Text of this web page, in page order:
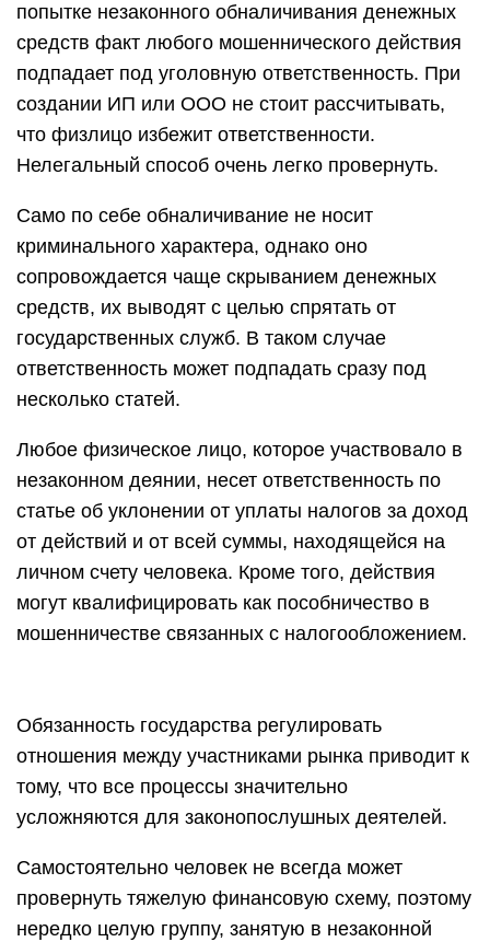
попытке незаконного обналичивания денежных
средств факт любого мошеннического действия
подпадает под уголовную ответственность. При
создании ИП или ООО не стоит рассчитывать,
что физлицо избежит ответственности.
Нелегальный способ очень легко провернуть.
Само по себе обналичивание не носит
криминального характера, однако оно
сопровождается чаще скрыванием денежных
средств, их выводят с целью спрятать от
государственных служб. В таком случае
ответственность может подпадать сразу под
несколько статей.
Любое физическое лицо, которое участвовало в
незаконном деянии, несет ответственность по
статье об уклонении от уплаты налогов за доход
от действий и от всей суммы, находящейся на
личном счету человека. Кроме того, действия
могут квалифицировать как пособничество в
мошенничестве связанных с налогообложением.
Обязанность государства регулировать
отношения между участниками рынка приводит к
тому, что все процессы значительно
усложняются для законопослушных деятелей.
Самостоятельно человек не всегда может
провернуть тяжелую финансовую схему, поэтому
нередко целую группу, занятую в незаконной